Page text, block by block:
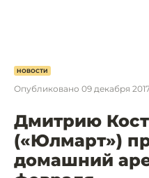
НОВОСТИ
Опубликовано 09 декабря 2017,
Дмитрию
(«Юлмарт»)
домашний